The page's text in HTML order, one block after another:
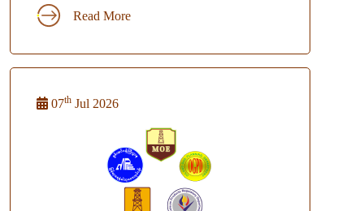
Read More
07th Jul 2026